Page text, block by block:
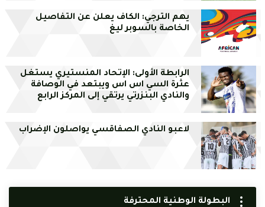
يهم الترجي: الكاف يعلن عن التفاصيل
الخاصة بالسوبر ليغ
الرابطة الأولى: الإتحاد المنستيري يستغل
عثرة السي اس اس ويبتعد في الوصافة
والنادي البنزرتي يرتقي إلى المركز الرابع
لاعبو النادي الصفاقسي يواصلون الإضراب
البطولة الوطنية المحترفة